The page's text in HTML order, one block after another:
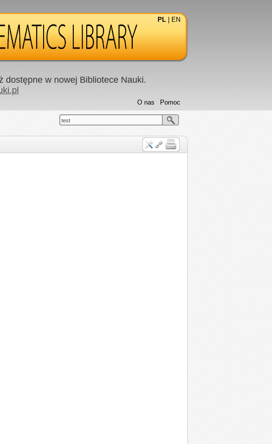
PL EN
dostępne w nowej Bibliotece Nauki.
Pomoc
O nas
test